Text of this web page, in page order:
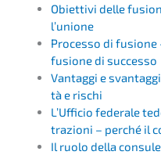
Obiet­ti­vi delle
l’unione
Proces­so di fusio­ne
fusio­ne di successo
Vantag­gi e
tà e rischi
L’Uffi­cio federa­le
tra­zio­ni – perché il
Il ruolo della